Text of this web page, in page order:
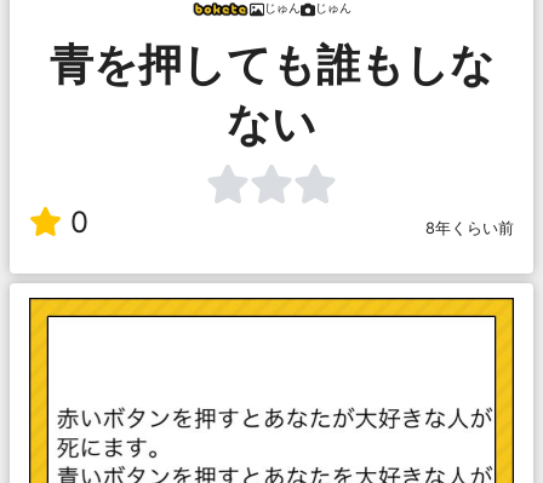
じゅん じゅん
青を押しても誰もしな
ない
0 8年くらい前